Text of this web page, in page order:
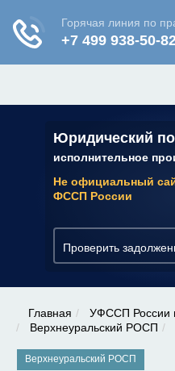
Юридический
исполнительное
Не официальный
ФССП России
Проверить
✆ 7 (800) 350-22-
Главная
УФССП России
Верхнеуральский РОСП
Верхнеуральский РОСП